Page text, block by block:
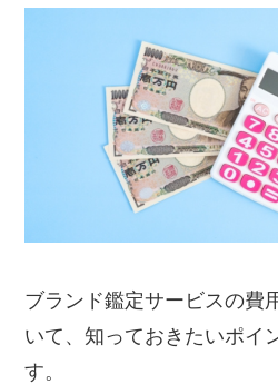
ブランド鑑定サービスの費
いて、知っておきたいポイ
す。